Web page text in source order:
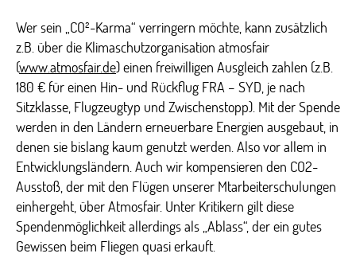
Wer sein „CO²-Karma“ verringern möchte, kann zusätzlich
z.B. über die Klimaschutzorganisation atmosfair
(www.atmosfair.de) einen freiwilligen Ausgleich zahlen (z.B.
180 € für einen Hin- und Rückflug FRA – SYD, je nach
Sitzklasse, Flugzeugtyp und Zwischenstopp). Mit der Spende
werden in den Ländern erneuerbare Energien ausgebaut, in
denen sie bislang kaum genutzt werden. Also vor allem in
Entwicklungsländern. Auch wir kompensieren den CO2-
Ausstoß, der mit den Flügen unserer Mtarbeiterschulungen
einhergeht, über Atmosfair. Unter Kritikern gilt diese
Spendenmöglichkeit allerdings als „Ablass“, der ein gutes
Gewissen beim Fliegen quasi erkauft.